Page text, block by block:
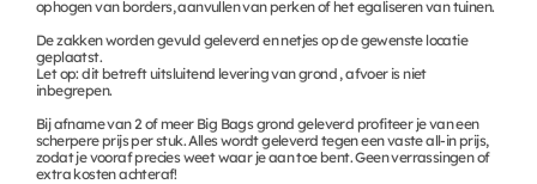
ophogen van borders, aanvullen van perken of het egaliseren van tuinen.
De zakken worden gevuld geleverd en netjes op de gewenste locatie
geplaatst.
Let op: dit betreft uitsluitend levering van grond , afvoer is niet
inbegrepen.
Bij afname van 2 of meer Big Bags grond geleverd profiteer je van een
scherpere prijs per stuk. Alles wordt geleverd tegen een vaste all-in prijs,
zodat je vooraf precies weet waar je aan toe bent. Geen verrassingen of
extra kosten achteraf!